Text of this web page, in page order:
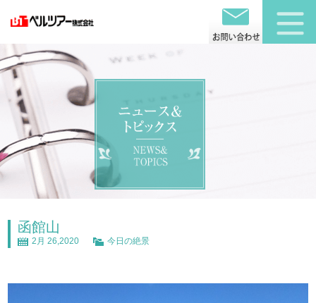
函館山
2月 26,2020 今日の絶景